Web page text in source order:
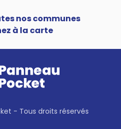
nos communes
à la carte
- Tous droits réservés